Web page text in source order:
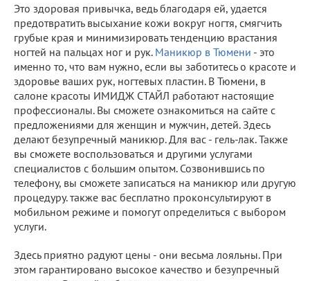
Это здоровая привычка, ведь благодаря ей, удается
предотвратить высыхание кожи вокруг ногтя, смягчить
грубые края и минимизировать тенденцию врастания
ногтей на пальцах ног и рук. Маникюр в Тюмени - это
именно то, что вам нужно, если вы заботитесь о красоте и
здоровье ваших рук, ногтевых пластин. В Тюмени, в
салоне красоты ИМИДЖ СТАЙЛ работают настоящие
профессионалы. Вы сможете ознакомиться на сайте с
предложениями для женщин и мужчин, детей. Здесь
делают безупречный маникюр. Для вас - гель-лак. Также
вы сможете воспользоваться и другими услугами
специалистов с большим опытом. Созвонившись по
телефону, вы сможете записаться на маникюр или другую
процедуру. также вас бесплатно проконсультируют в
мобильном режиме и помогут определиться с выбором
услуги.
Здесь приятно радуют цены - они весьма лояльны. При
этом гарантировано высокое качество и безупречный